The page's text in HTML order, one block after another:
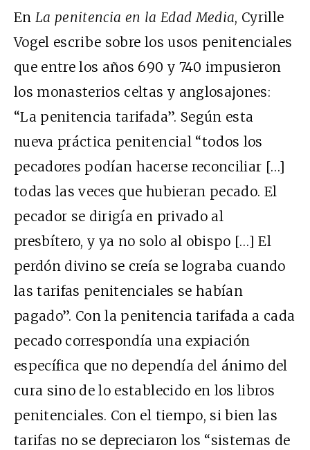
EnLa penitencia en la Edad Media, Cyrille
Vogel escribe sobre los usos penitenciales
que entre los años 690 y 740 impusieron
los monasterios celtas y anglosajones:
“La penitencia tarifada”. Según esta
nueva práctica penitencial “todos los
pecadores podían hacerse reconciliar […]
todas las veces que hubieran pecado. El
pecador se dirigía en privado al
presbítero, y ya no solo al obispo […] El
perdón divino se creía se lograba cuando
las tarifas penitenciales se habían
pagado”. Con la penitencia tarifada a cada
pecado correspondía una expiación
específica que no dependía del ánimo del
cura sino de lo establecido en los libros
penitenciales. Con el tiempo, si bien las
tarifas no se depreciaron los “sistemas de